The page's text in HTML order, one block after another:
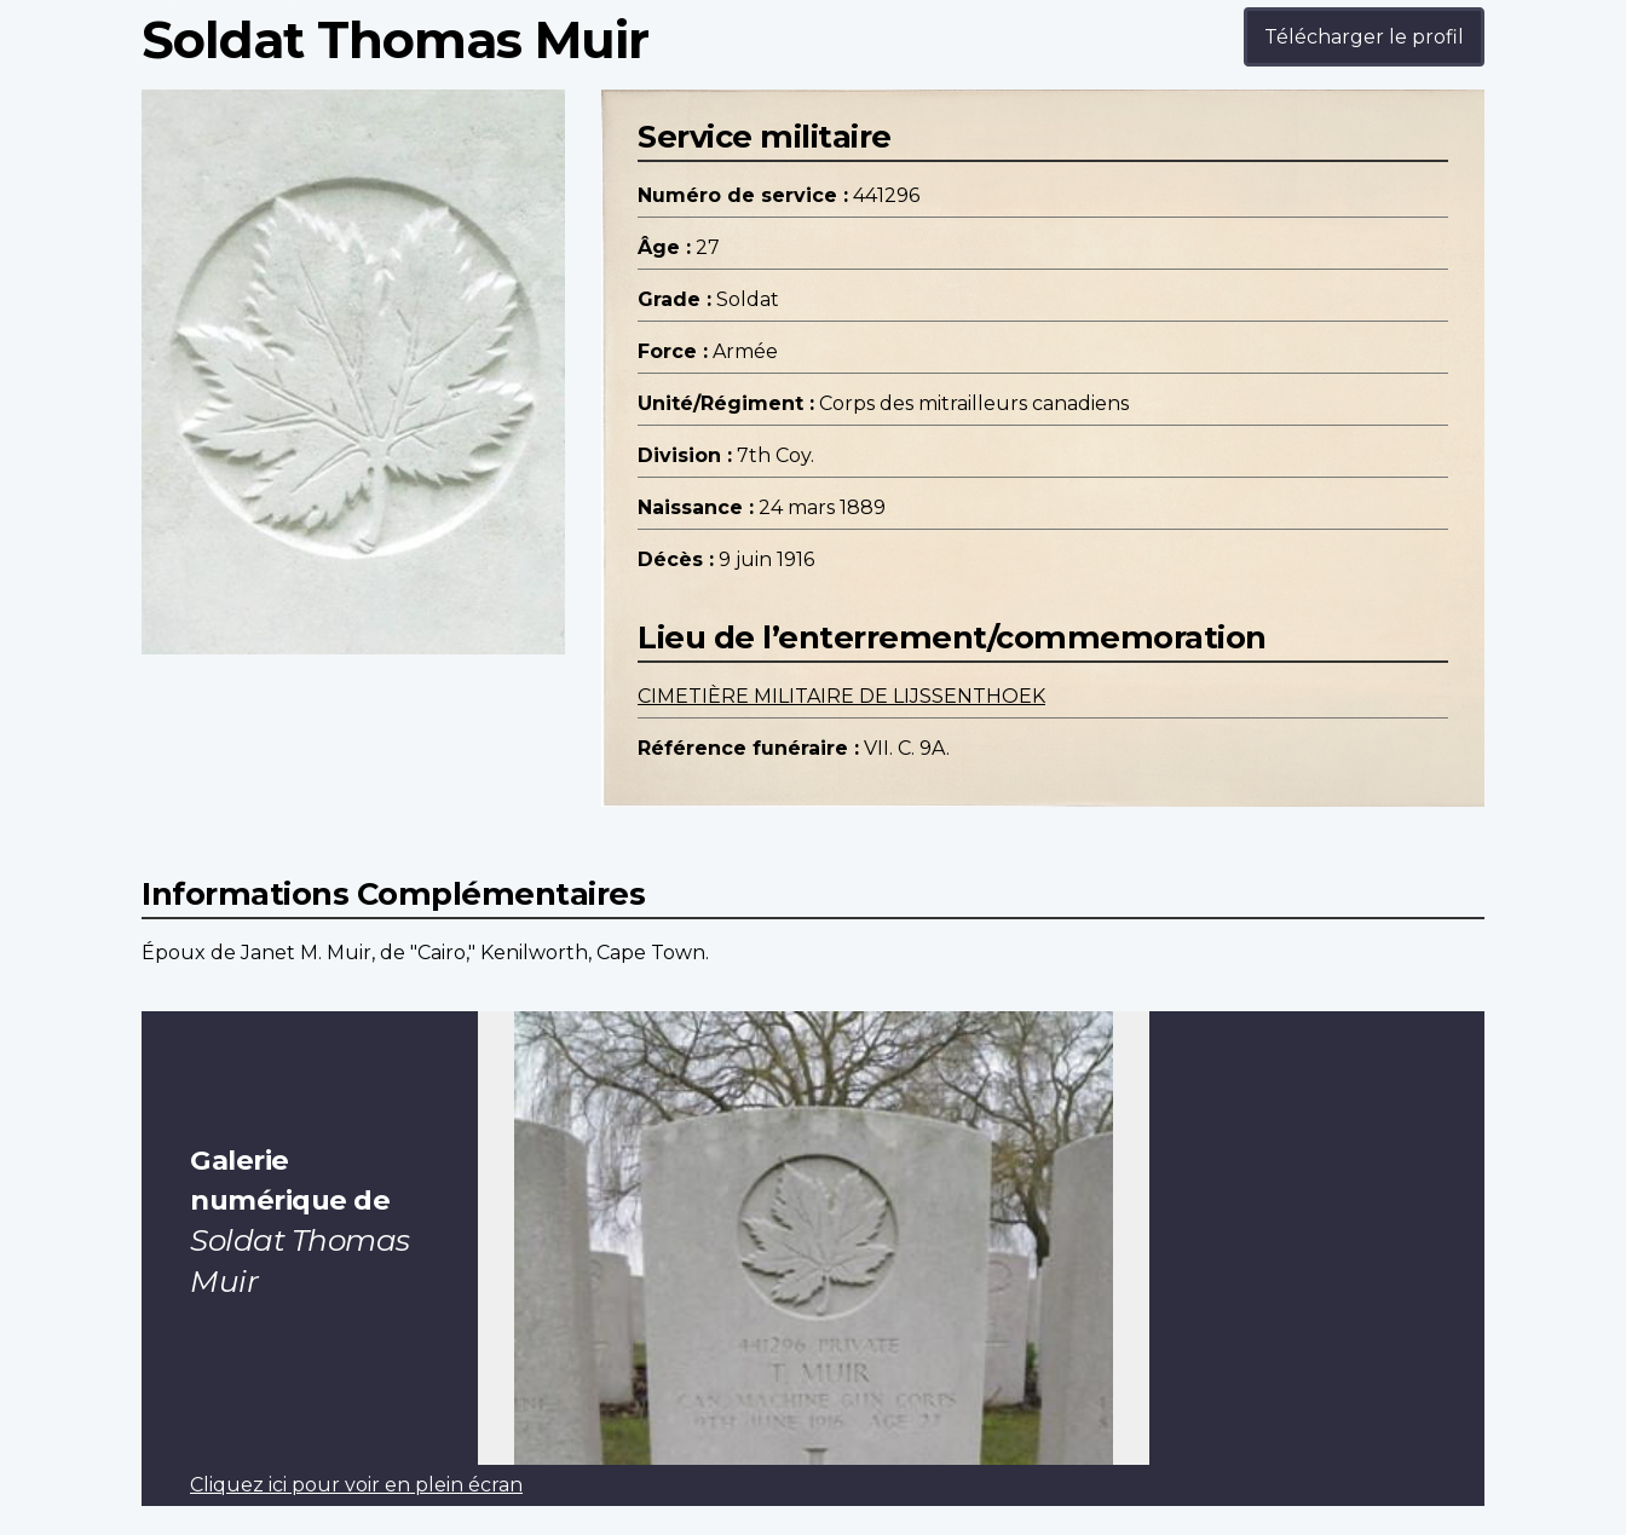
Soldat Thomas Muir Télécharger le profil
Service militaire
Numéro de service : 441296
Âge : 27
Grade : Soldat
Force : Armée
Unité/Régiment : Corps des mitrailleurs canadiens
Division : 7th Coy.
Naissance : 24 mars 1889
Décès : 9 juin 1916
Lieu de l’enterrement/commemoration
CIMETIÈRE MILITAIRE DE LIJSSENTHOEK
Référence funéraire : VII. C. 9A.
Informations Complémentaires
Époux de Janet M. Muir, de "Cairo," Kenilworth, Cape Town.
Galerie
numérique de
Soldat Thomas
Muir
Cliquez ici pour voir en plein écran